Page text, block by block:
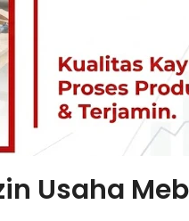
Usaha